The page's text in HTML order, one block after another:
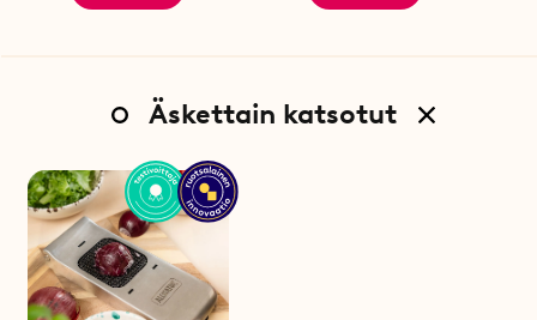
Äskettain katsotut